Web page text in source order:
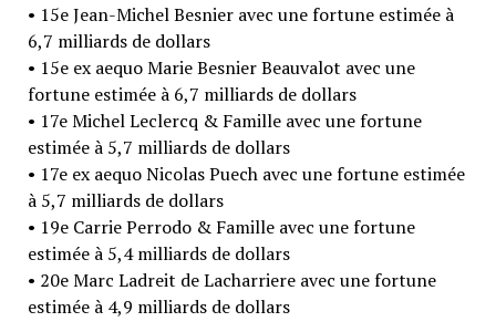
• 15e Jean-Michel Besnier avec une fortune estimée à
6,7 milliards de dollars
• 15e ex aequo Marie Besnier Beauvalot avec une
fortune estimée à 6,7 milliards de dollars
• 17e Michel Leclercq & Famille avec une fortune
estimée à 5,7 milliards de dollars
• 17e ex aequo Nicolas Puech avec une fortune estimée
à 5,7 milliards de dollars
• 19e Carrie Perrodo & Famille avec une fortune
estimée à 5,4 milliards de dollars
• 20e Marc Ladreit de Lacharriere avec une fortune
estimée à 4,9 milliards de dollars